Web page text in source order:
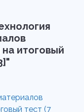
итоговый